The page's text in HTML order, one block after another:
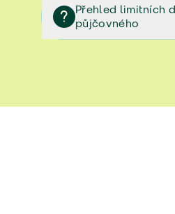
Přehled limitních
půjčovného